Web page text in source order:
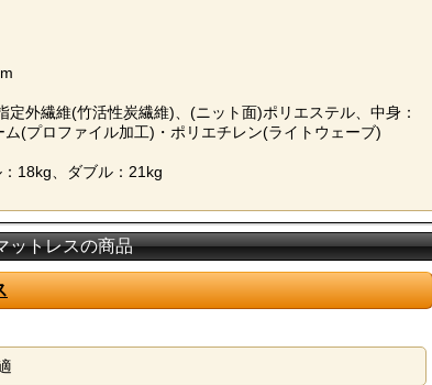
外繊維(竹活性炭繊維)、(ニット面)ポリエステル、中身：
(プロファイル加工)・ポリエチレン(ライトウェーブ)
18kg、ダブル：21kg
ットレスの商品